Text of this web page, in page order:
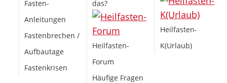
Fasten-
Anleitungen
Fastenbrechen /
Aufbautage
Fastenkrisen
das?
Heilfasten-
Forum
Häufige Fragen
Heilfasten-
K(Urlaub)